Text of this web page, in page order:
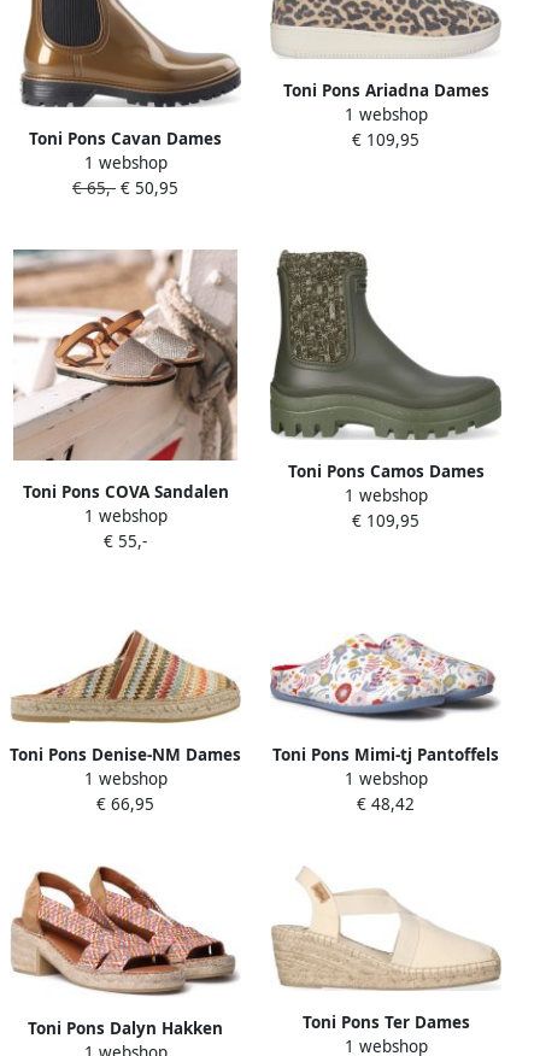
Toni Pons Cavan Dames
Regenboots Bronze
1 webshop
€ 65,- € 50,95
Toni Pons Ariadna Dames
Sneakers Leer Leo
1 webshop
€ 109,95
Toni Pons COVA Sandalen
1 webshop
€ 55,-
Toni Pons Camos Dames
Chelsea Regenboots Caqui
1 webshop
€ 109,95
Toni Pons Denise-NM Dames
Espadrilles Raffia Multi
1 webshop
€ 66,95
Toni Pons Mimi-tj Pantoffels
Wit Vrouw
1 webshop
€ 48,42
Toni Pons Dalyn Hakken
Toni Pons Ter Dames
Espadrilles Cru
1 webshop